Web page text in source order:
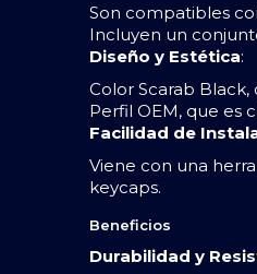
Son compatibles
Incluyen un
Diseño y Estética:
Color Scarab
Perfil OEM, que es
Facilidad de
Viene con una
keycaps.
Beneficios
Durabilidad y